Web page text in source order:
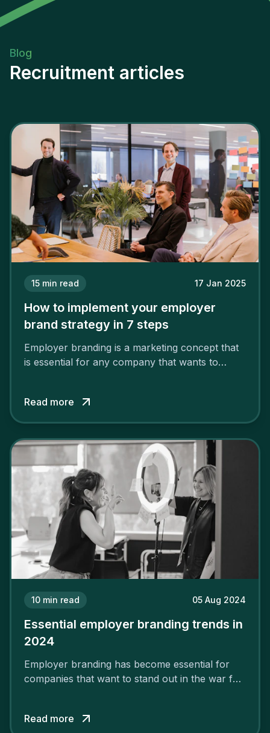
Blog
Recruitment articles
15 min read 17 Jan 2025
How to implement your employer
brand strategy in 7 steps
Employer branding is a marketing concept that
is essential for any company that wants to
solid and positive employer brand are clear, you
cannot simply wave a magic wand for it to be
Read more
10 min read 05 Aug 2024
Essential employer branding trends in
2024
Employer branding has become essential for
companies that want to stand out in the war for
attract the best profiles.
Read more